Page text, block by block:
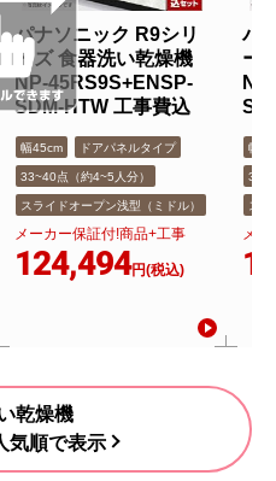
パナソニック R9シリ
ーズ 食器洗い乾燥機
NP-45RS9S+ENSP-
SDM-HTW 工事費込
幅45cm ドアパネルタイプ
33~40点（約4~5人分）
スライドオープン浅型（ミドル）
メーカー保証付!商品+工事
124,494円(税込)
パ
ー
幅
スラ
メー
乾燥機
気順で表示